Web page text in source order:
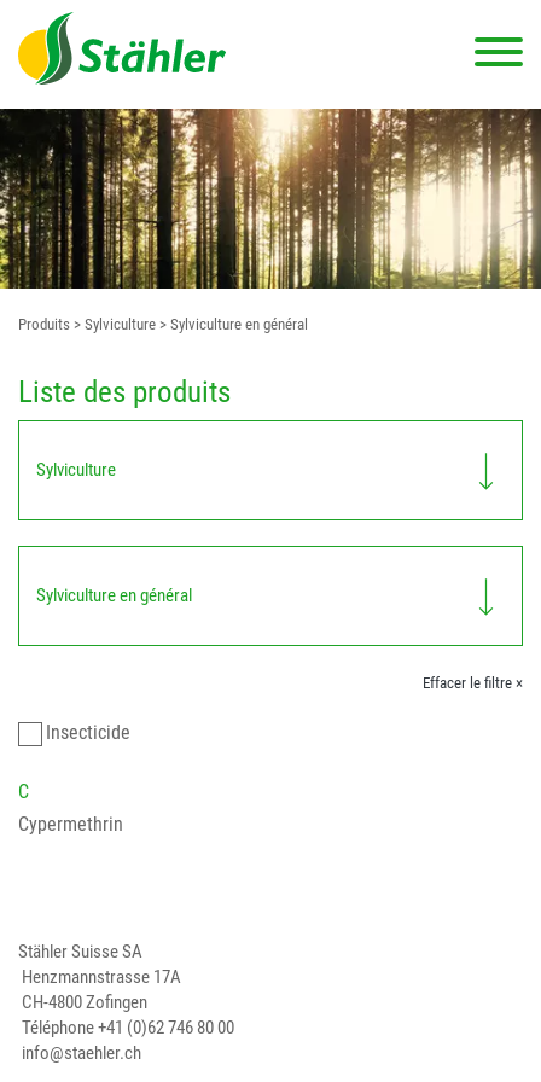
Produits > Sylviculture > Sylviculture en général
Liste des produits
Sylviculture
Sylviculture en général
Effacer le filtre ×
Insecticide
C
Cypermethrin
Stähler Suisse SA
Henzmannstrasse 17A
CH-4800 Zofingen
Téléphone+41 (0)62 746 80 00
info@staehler.ch